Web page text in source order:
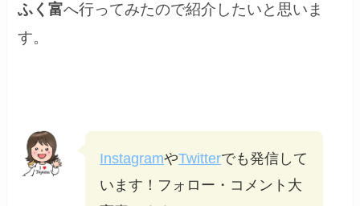
ふく富へ行ってみたので紹介したいと思いま
す。
InstagramやTwitterでも発信して
います！フォロー・コメント大